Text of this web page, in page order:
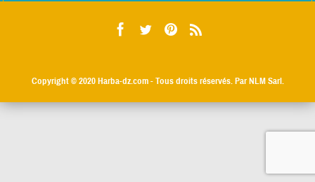
Copyright © 2020Harba-dz.com- Tous droits réservés. Par NLM Sarl.